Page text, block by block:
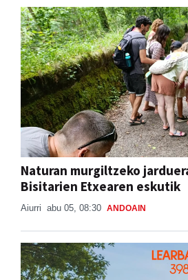
Naturan murgiltzeko
Bisitarien Etxearen eskutik
Aiurri abu 05, 08:30 ANDOAIN